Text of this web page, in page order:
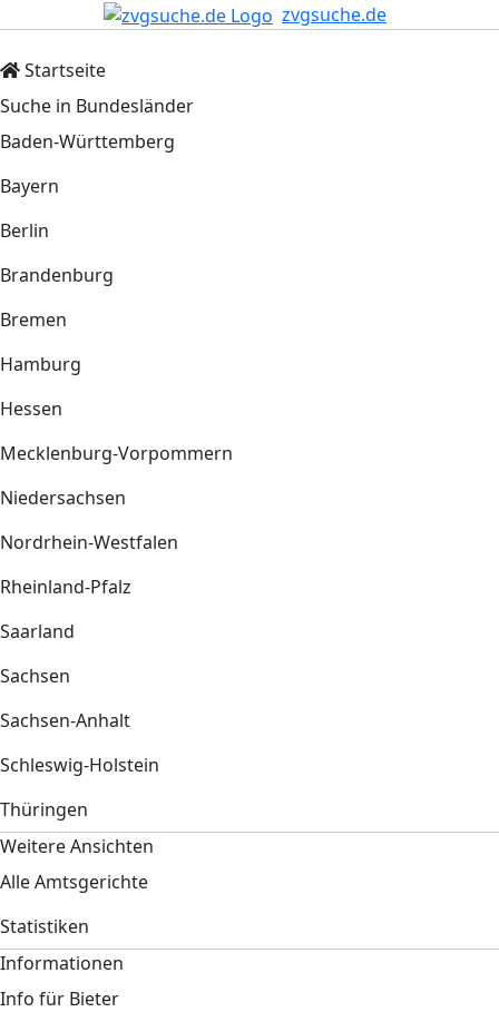
zvgsuche.de
Startseite
Suche in Bundesländer
Baden-Württemberg
Bayern
Berlin
Brandenburg
Bremen
Hamburg
Hessen
Mecklenburg-Vorpommern
Niedersachsen
Nordrhein-Westfalen
Rheinland-Pfalz
Saarland
Sachsen
Sachsen-Anhalt
Schleswig-Holstein
Thüringen
Weitere Ansichten
Alle Amtsgerichte
Statistiken
Informationen
Info für Bieter